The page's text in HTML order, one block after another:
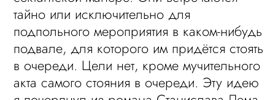
тайно или исключительно для
подпольного мероприятия в каком-нибудь
подвале, для которого им придётся стоять
в очереди. Цели нет, кроме мучительного
акта самого стояния в очереди. Эту идею